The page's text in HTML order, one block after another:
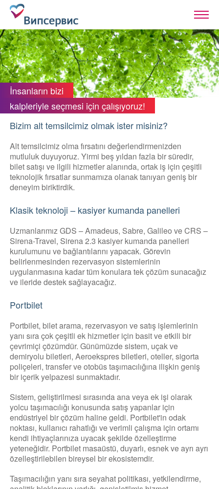
İnsanların bizi
kalpleriyle seçmesi için çalışıyoruz!
Bizim alt temsilcimiz olmak ister misiniz?
Alt temsilcimiz olma fırsatını değerlendirmenizden
mutluluk duyuyoruz. Yirmi beş yıldan fazla bir süredir,
bilet satışı ve ilgili hizmetler alanında, ortak iş için çeşitli
teknolojik fırsatlar sunmamıza olanak tanıyan geniş bir
deneyim biriktirdik.
Klasik teknoloji – kasiyer kumanda panelleri
Uzmanlarımız GDS – Amadeus, Sabre, Galileo ve CRS –
Sirena-Travel, Sirena 2.3 kasiyer kumanda panelleri
kurulumunu ve bağlantılarını yapacak. Görevin
belirlenmesinden rezervasyon sistemlerinin
uygulanmasına kadar tüm konulara tek çözüm sunacağız
ve ileride destek sağlayacağız.
Portbilet
Portbilet, bilet arama, rezervasyon ve satış işlemlerinin
yanı sıra çok çeşitli ek hizmetler için basit ve etkili bir
çevrimiçi çözümdür. Günümüzde sistem, uçak ve
demiryolu biletleri, Aeroekspres biletleri, oteller, sigorta
poliçeleri, transfer ve otobüs taşımacılığına ilişkin geniş
bir içerik yelpazesi sunmaktadır.
Sistem, geliştirilmesi sırasında ana veya ek işi olarak
yolcu taşımacılığı konusunda satış yapanlar için
endüstriyel bir çözüm haline geldi. Portbilet'in odak
noktası, kullanıcı rahatlığı ve verimli çalışma için ortamı
kendi ihtiyaçlarınıza uyacak şekilde özelleştirme
yeteneğidir. Portbilet masaüstü, duyarlı, esnek ve ayrı ayrı
özelleştirilebilen bireysel bir ekosistemdir.
Taşımacılığın yanı sıra seyahat politikası, yetkilendirme,